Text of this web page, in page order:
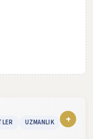
UZMANLIK +